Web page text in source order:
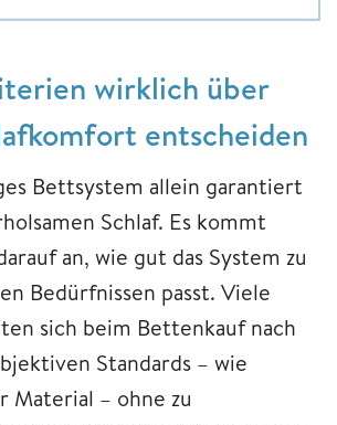
wirklich über
entscheiden
Bettsystem allein garantiert
Schlaf. Es kommt
an, wie gut das System zu
Bedürfnissen passt. Viele
sich beim Bettenkauf nach
Standards – wie
Material – ohne zu